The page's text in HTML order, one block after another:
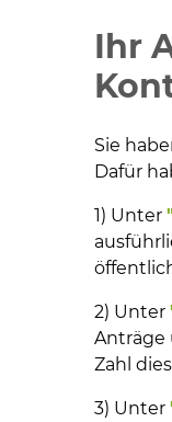
Ihr
Sie
Dafür
1) Unter
2) Unter
Anträge
Zahl
3) Unter